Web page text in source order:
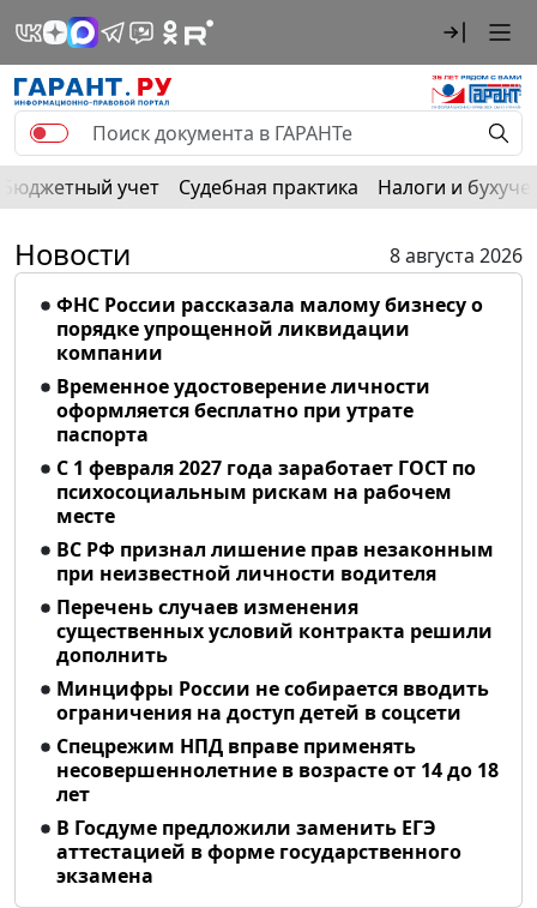
Бюджетный учет Судебная практика Налоги и
Новости
8 августа 2026
ФНС России рассказала малому бизнесу о
порядке упрощенной ликвидации
компании
Временное удостоверение личности
оформляется бесплатно при утрате
паспорта
С 1 февраля 2027 года заработает ГОСТ по
психосоциальным рискам на рабочем
месте
ВС РФ признал лишение прав незаконным
при неизвестной личности водителя
Перечень случаев изменения
существенных условий контракта решили
дополнить
Минцифры России не собирается вводить
ограничения на доступ детей в соцсети
Спецрежим НПД вправе применять
несовершеннолетние в возрасте от 14 до 18
лет
В Госдуме предложили заменить ЕГЭ
аттестацией в форме государственного
экзамена